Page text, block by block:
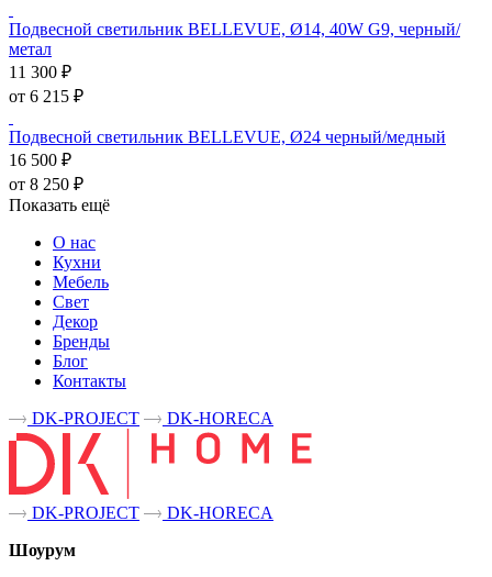
Подвесной светильник BELLEVUE, Ø14, 40W G9, черный/
метал
11 300 ₽
от 6 215 ₽
Подвесной светильник BELLEVUE, Ø24 черный/медный
16 500 ₽
от 8 250 ₽
Показать ещё
О нас
Кухни
Мебель
Свет
Декор
Бренды
Блог
Контакты
DK-PROJECT
DK-HORECA
DK-PROJECT
DK-HORECA
Шоурум